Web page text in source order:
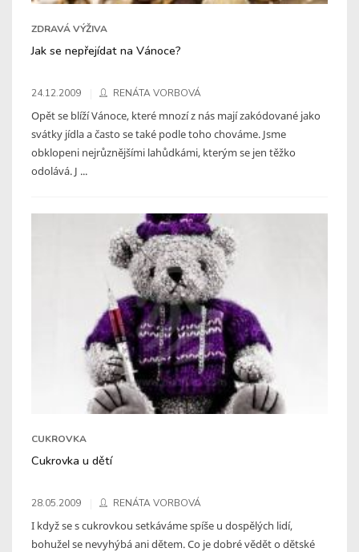
ZDRAVÁ VÝŽIVA
Jak se nepřejídat na Vánoce?
24.12.2009 RENÁTA VORBOVÁ
Opět se blíží Vánoce, které mnozí z nás mají zakódované jako
svátky jídla a často se také podle toho chováme. Jsme
obklopeni nejrůznějšími lahůdkámi, kterým se jen těžko
odolává. J ...
CUKROVKA
Cukrovka u dětí
28.05.2009 RENÁTA VORBOVÁ
I když se s cukrovkou setkáváme spíše u dospělých lidí,
bohužel se nevyhýbá ani dětem. Co je dobré vědět o dětské